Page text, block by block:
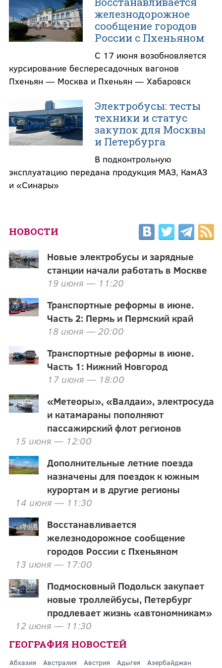
железнодорожное
сообщение городов
России с Пхеньяном
С 17 июня возобновляется
курсирование беспересадочных вагонов
Пхеньян — Москва и Пхеньян — Хабаровск
Электробусы: тесты
техники и статус
закупок для Москвы
и Петербурга
В подконтрольную
эксплуатацию передана продукция МАЗ, КамАЗ
и «Синары»
НОВОСТИ
Новые электробусы и зарядные
станции начали работать в Москве
19 июня — 11:20
Транспортные реформы в июне.
Часть 2: Пермь и Пермский край
18 июня — 20:00
Транспортные реформы в июне.
Часть 1: Нижний Новгород
17 июня — 18:00
«Метеоры», «Валдаи», электросуда
и катамараны пополняют
пассажирский флот регионов
15 июня — 12:00
Дополнительные летние поезда
назначены для поездок к южным
курортам и в другие регионы
14 июня — 11:30
Восстанавливается
железнодорожное сообщение
городов России с Пхеньяном
13 июня — 17:00
Подмосковный Подольск закупает
новые троллейбусы, Петербург
продлевает жизнь «автономникам»
12 июня — 11:30
ГЕОГРАФИЯ НОВОСТЕЙ
Абхазия Австралия Австрия Адыгея
Азербайджан